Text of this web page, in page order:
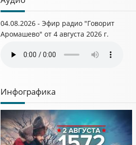
04.08.2026 - Эфир радио "Говорит
Аромашево" от 4 августа 2026 г.
Инфографика